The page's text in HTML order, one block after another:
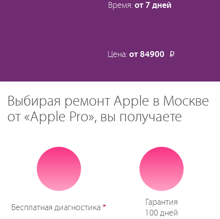
Время: от 7 дней
Цена: от 84900 Р
Выбирая ремонт Apple в Москве
от «Apple Pro», вы получаете
Бесплатная диагностика *
Гарантия
100 дней